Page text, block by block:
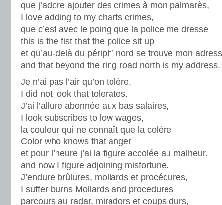
que j’adore ajouter des crimes à mon palmarès,
I love adding to my charts crimes,
que c’est avec le poing que la police me dresse
this is the fist that the police sit up
et qu’au-delà du périph’ nord se trouve mon
and that beyond the ring road north is my address.
Je n’ai pas l’air qu’on tolère.
I did not look that tolerates.
J’ai l’allure abonnée aux bas salaires,
I look subscribes to low wages,
la couleur qui ne connaît que la colère
Color who knows that anger
et pour l’heure j’ai la figure accolée au malheur.
and now I figure adjoining misfortune.
J’endure brûlures, mollards et procédures,
I suffer burns Mollards and procedures
parcours au radar, miradors et coups durs,